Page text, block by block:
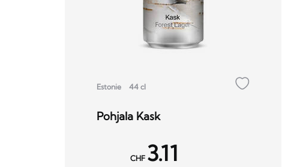
Estonie 44 cl
Pohjala Kask
CHF 3.11